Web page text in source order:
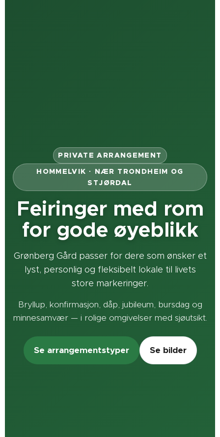
PRIVATE ARRANGEMENT
HOMMELVIK · NÆR TRONDHEIM OG
STJØRDAL
Feiringer med rom
for gode øyeblikk
Grønberg Gård passer for dere som ønsker et
lyst, personlig og fleksibelt lokale til livets
store markeringer.
Bryllup, konfirmasjon, dåp, jubileum, bursdag og
minnesamvær — i rolige omgivelser med sjøutsikt.
Se arrangementstyper Se bilder